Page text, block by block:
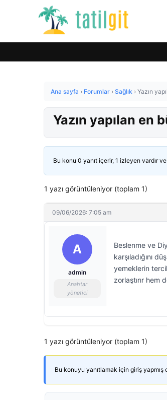
Ana sayfa › Forumlar › Sağlık › Yazın
Yazın yapılan en
Bu konu 0 yanıt içerir, 1 izleyen vardır
1 yazı görüntüleniyor (toplam 1)
09/06/2026: 7:05 am
A
admin
Anahtar
yönetici
Beslenme ve
karşıladığını
yemeklerin
zorlaştırır hem
1 yazı görüntüleniyor (toplam 1)
Bu konuyu yanıtlamak için giriş yapmış